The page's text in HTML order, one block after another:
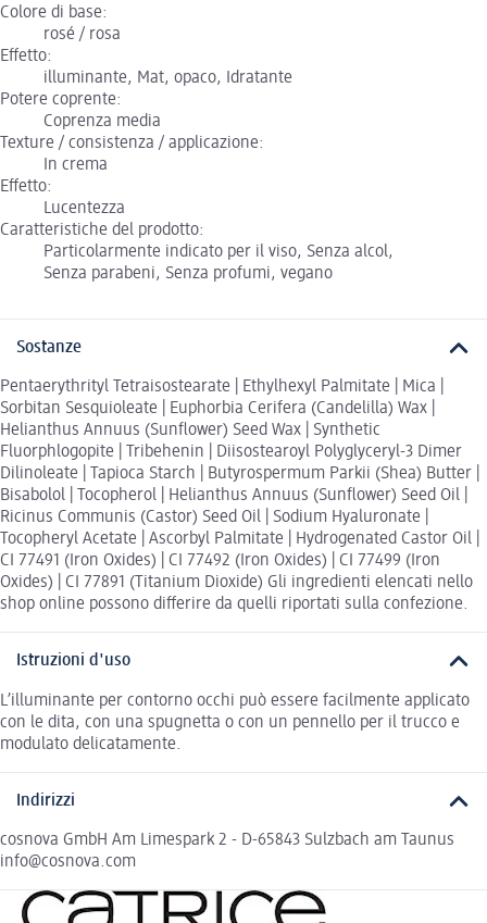
Colore di base:
rosé / rosa
Effetto:
illuminante, Mat, opaco, Idratante
Potere coprente:
Coprenza media
Texture / consistenza / applicazione:
In crema
Effetto:
Lucentezza
Caratteristiche del prodotto:
Particolarmente indicato per il viso, Senza alcol,
Senza parabeni, Senza profumi, vegano
Sostanze
Pentaerythrityl Tetraisostearate | Ethylhexyl Palmitate | Mica |
Sorbitan Sesquioleate | Euphorbia Cerifera (Candelilla) Wax |
Helianthus Annuus (Sunflower) Seed Wax | Synthetic
Fluorphlogopite | Tribehenin | Diisostearoyl Polyglyceryl-3 Dimer
Dilinoleate | Tapioca Starch | Butyrospermum Parkii (Shea) Butter |
Bisabolol | Tocopherol | Helianthus Annuus (Sunflower) Seed Oil |
Ricinus Communis (Castor) Seed Oil | Sodium Hyaluronate |
Tocopheryl Acetate | Ascorbyl Palmitate | Hydrogenated Castor Oil |
CI 77491 (Iron Oxides) | CI 77492 (Iron Oxides) | CI 77499 (Iron
Oxides) | CI 77891 (Titanium Dioxide) Gli ingredienti elencati nello
shop online possono differire da quelli riportati sulla confezione.
Istruzioni d'uso
L’illuminante per contorno occhi può essere facilmente applicato
con le dita, con una spugnetta o con un pennello per il trucco e
modulato delicatamente.
Indirizzi
cosnova GmbH Am Limespark 2 - D-65843 Sulzbach am Taunus
info@cosnova.com